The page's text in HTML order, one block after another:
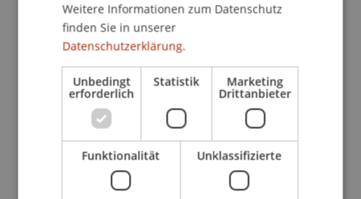
anerkannten SAP-Zertifikat:
SAP Certified Business Associate with SAP ERP 6.0
(C_TERP10_06)
Die Zertifizierung findet in den Räumen der
Universität Liechtenstein statt und wird als
dreistündige, auf 80 Multiple Choice-Fragen
basierende Wissensprüfung durchgeführt.
Weitere Informationen zum Datenschutz
finden Sie in unserer
Datenschutzerklärung.
Unbedingt
erforderlich
Statistik Marketing
Drittanbieter
Funktionalität Unklassifizierte